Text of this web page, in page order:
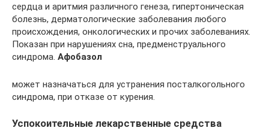
сердца и аритмия различного генеза, гипертоническая
болезнь, дерматологические заболевания любого
происхождения, онкологических и прочих заболеваниях.
Показан при нарушениях сна, предменструального
синдрома. Афобазол
может назначаться для устранения посталкогольного
синдрома, при отказе от курения.
Успокоительные лекарственные средства